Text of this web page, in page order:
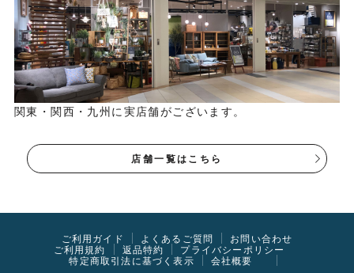
関東・関西・九州に実店舗がございます。
店舗一覧はこちら
ご利用ガイド よくあるご質問
お問い合わせ
ご利用規約
返品特約
プライバシーポリシー
特定商取引法に基づく表示
会社概要